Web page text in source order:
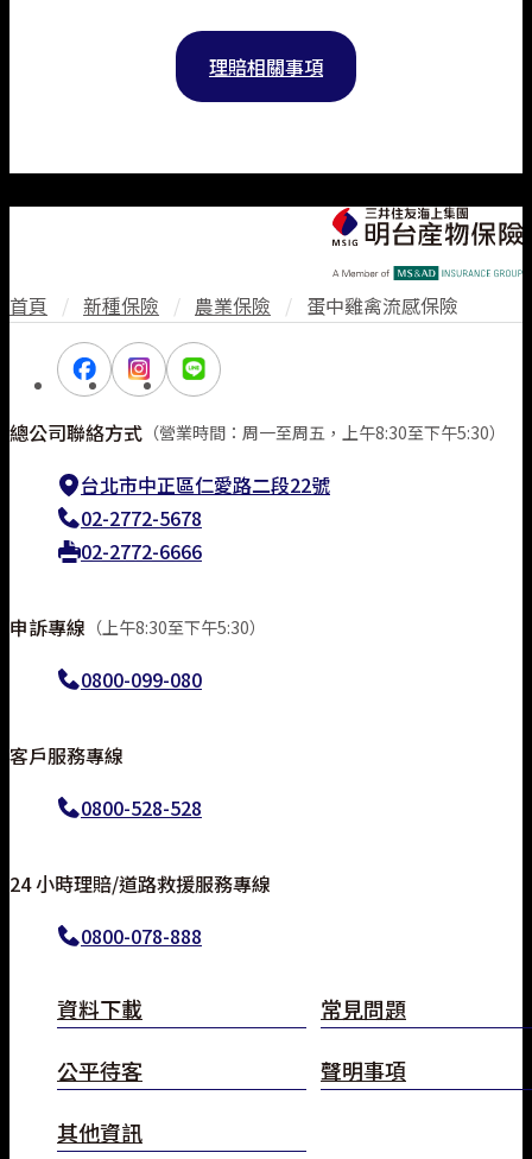
理賠相關事項
首頁 / 新種保險 / 農業保險 / 蛋中雞禽流感保險
總公司聯絡方式 （營業時間：周一至周五，上午8:30至下午5:30）
台北市中正區仁愛路二段22號
02-2772-5678
02-2772-6666
申訴專線 （上午8:30至下午5:30）
0800-099-080
客戶服務專線
0800-528-528
24 小時理賠/道路救援服務專線
0800-078-888
資料下載
常見問題
公平待客
聲明事項
其他資訊